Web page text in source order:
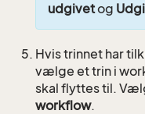
udgivetog
Hvis trinnet har
vælge et trin i
skal flyttes til.
workflow.